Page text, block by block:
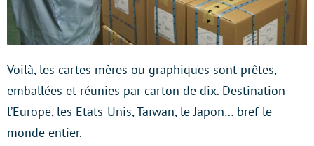
Voilà, les cartes mères ou graphiques sont prêtes,
emballées et réunies par carton de dix. Destination
l’Europe, les Etats-Unis, Taïwan, le Japon… bref le
monde entier.